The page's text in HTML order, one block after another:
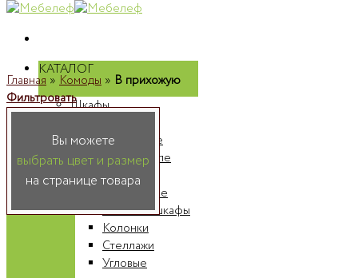
КАТАЛОГ
Шкафы
распашные
Шкафы-купе
Радиусные
шкафы-купе
Книжные шкафы
Колонки
Стеллажи
Угловые
Главная » Комоды » В прихожую
Фильтровать
Вы можете
выбрать цвет и размер
на странице товара